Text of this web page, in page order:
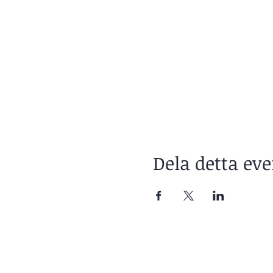
Dela detta